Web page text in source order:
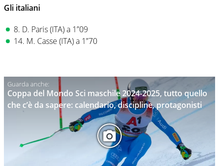
Gli italiani
8. D. Paris (ITA) a 1”09
14. M. Casse (ITA) a 1”70
Coppa del Mondo Sci maschile 2024-2025, tutto quello
che c’è da sapere: calendario, discipline, protagonisti